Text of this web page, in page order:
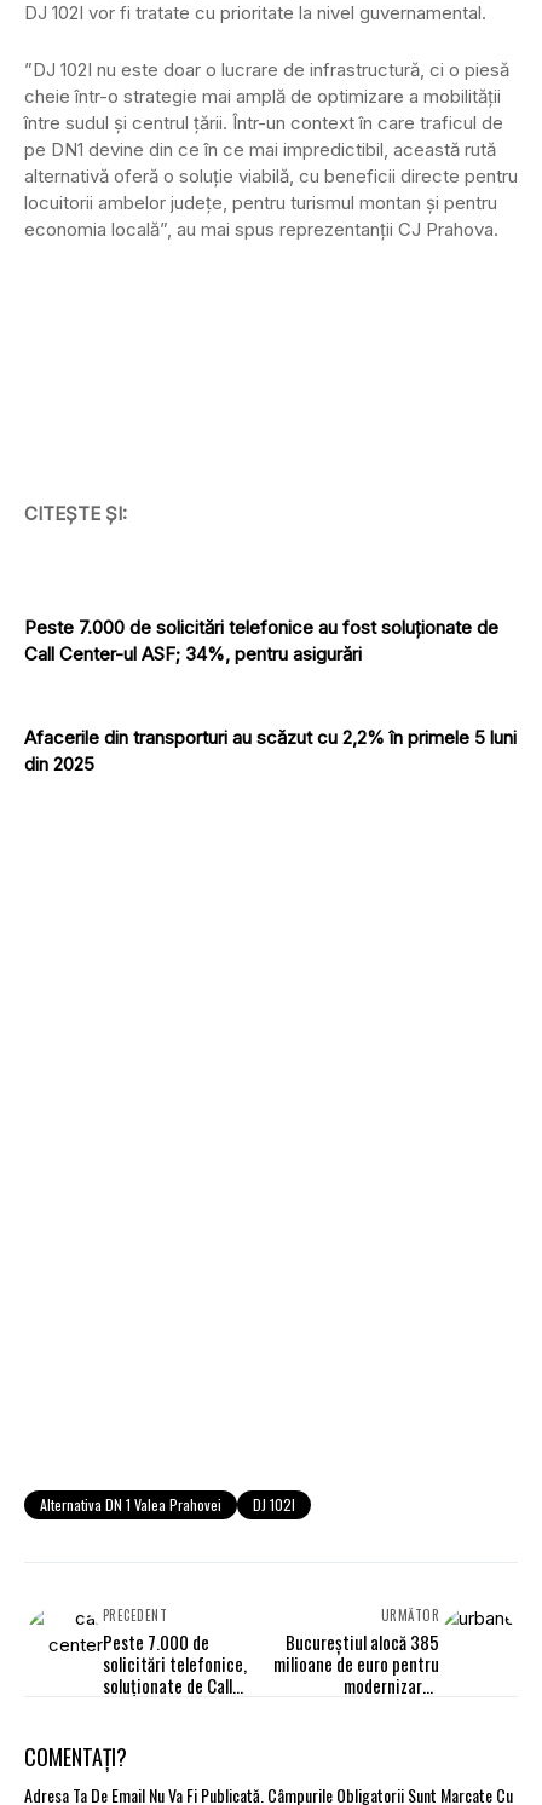
DJ 102I vor fi tratate cu prioritate la nivel guvernamental.
”DJ 102I nu este doar o lucrare de infrastructură, ci o piesă
cheie într-o strategie mai amplă de optimizare a mobilității
între sudul și centrul țării. Într-un context în care traficul de
pe DN1 devine din ce în ce mai impredictibil, această rută
alternativă oferă o soluție viabilă, cu beneficii directe pentru
locuitorii ambelor județe, pentru turismul montan și pentru
economia locală”, au mai spus reprezentanții CJ Prahova.
CITEȘTE ȘI:
Peste 7.000 de solicitări telefonice au fost soluționate de
Call Center-ul ASF; 34%, pentru asigurări
Afacerile din transporturi au scăzut cu 2,2% în primele 5 luni
din 2025
Alternativa DN 1 Valea Prahovei DJ 102I
PRECEDENT
Peste 7.000 de
solicitări telefonice,
soluționate de Call
URMĂTOR
Bucureștiul alocă 385
milioane de euro pentru
modernizarea
COMENTAȚI?
Adresa Ta De Email Nu Va Fi Publicată.Câmpurile Obligatorii Sunt Marcate Cu